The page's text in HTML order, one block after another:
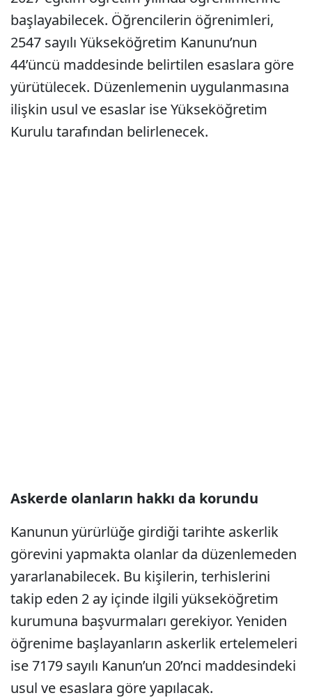
başlayabilecek. Öğrencilerin öğrenimleri,
2547 sayılı Yükseköğretim Kanunu’nun
44’üncü maddesinde belirtilen esaslara göre
yürütülecek. Düzenlemenin uygulanmasına
ilişkin usul ve esaslar ise Yükseköğretim
Kurulu tarafından belirlenecek.
Askerde olanların hakkı da korundu
Kanunun yürürlüğe girdiği tarihte askerlik
görevini yapmakta olanlar da düzenlemeden
yararlanabilecek. Bu kişilerin, terhislerini
takip eden 2 ay içinde ilgili yükseköğretim
kurumuna başvurmaları gerekiyor. Yeniden
öğrenime başlayanların askerlik ertelemeleri
ise 7179 sayılı Kanun’un 20’nci maddesindeki
usul ve esaslara göre yapılacak.